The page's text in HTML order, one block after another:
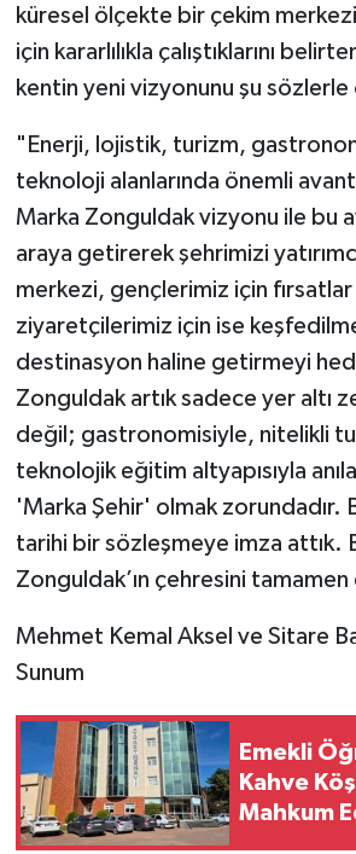
küresel ölçekte bir çekim
için kararlılıkla çalıştıklarını
kentin yeni vizyonunu şu
​"Enerji, lojistik, turizm,
teknoloji alanlarında önemli
Marka Zonguldak vizyonu ile bu
araya getirerek şehrimizi
merkezi, gençlerimiz için
ziyaretçilerimiz için ise
destinasyon haline getirmeyi
Zonguldak artık sadece yer altı
değil; gastronomisiyle, nitelikli
teknolojik eğitim altyapısıyla
'Marka Şehir' olmak zorundadır.
tarihi bir sözleşmeye imza attık.
Zonguldak’ın çehresini
​Mehmet Kemal Aksel ve Sitare
Sunum
Emekli
Kahve
Mahkum